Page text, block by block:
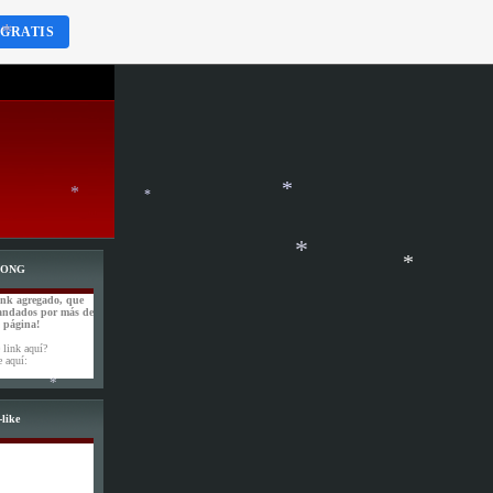
agregado, que
por más de
página!
link aquí?
aquí:
like
*
*